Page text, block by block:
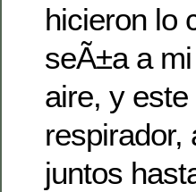
hicieron lo
seÃ±a a
aire, y este
respirador,
juntos